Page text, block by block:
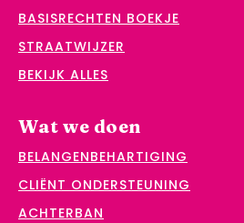
BASISRECHTEN BOEKJE
STRAATWIJZER
BEKIJK ALLES
Wat we doen
BELANGENBEHARTIGING
CLIËNT ONDERSTEUNING
ACHTERBAN